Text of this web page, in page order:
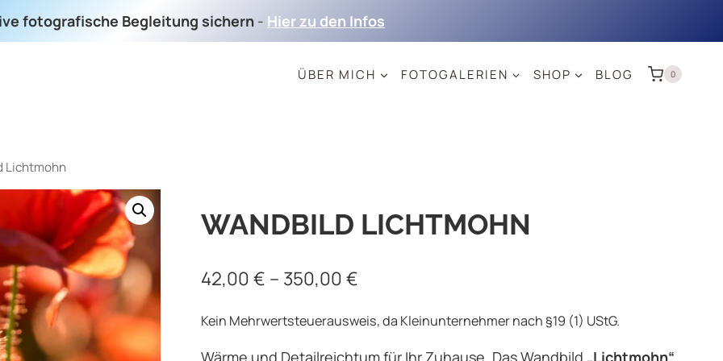
fotografische Begleitung sichern - Hier zu den Infos
ÜBER MICH FOTOGALERIEN SHOP BLOG 0
Lichtmohn
WANDBILD LICHTMOHN
42,00€ – 350,00€
Kein Mehrwertsteuerausweis, da Kleinunternehmer nach §19 (1) UStG.